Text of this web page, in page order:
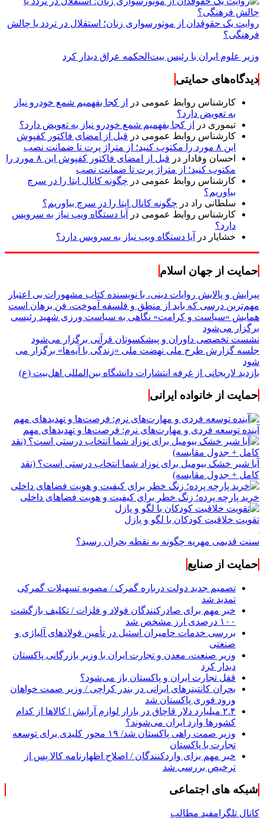
روایت یک حقوقدان از موتورسواری زنان؛ استقلال در تردد یا چالش
فرهنگی؟
وزیر علوم ایران با رئیس بیت‌الحکمه عراق دیدار کرد
دیدگاه‌های حمایتی
کارشناس روابط عمومی در
از کجا بفهمیم شمع خودرو نیاز
به تعویض دارد؟
تیموری در
از کجا بفهمیم شمع خودرو نیاز به تعویض دارد؟
کارشناس روابط عمومی در قبل از امضای فاکتور کفپوش
این ۸ مورد را مکتوب کنید؛ از متراژ پرت تا ضمانت نصب
احسان وفادار در
قبل از امضای فاکتور کفپوش این ۸ مورد را
مکتوب کنید؛ از متراژ پرت تا ضمانت نصب
کارشناس روابط عمومی در چگونه کانال ایتا را در سرچ
بیاوریم؟
سلطانی راد در چگونه کانال ایتا را در سرچ بیاوریم؟
کارشناس روابط عمومی در
آیا دستگاه ویپ نیاز به سرویس
دارد؟
خشایار در آیا دستگاه ویپ نیاز به سرویس دارد؟
حمایت از جهان اسلام
پیرایش و پالایش روایات دینی، با نویسنده کتاب مشهورات بی اعتبار
مهم‌ترین درسی که باید از منطق و فلسفه آموخت، فن برهان است
همایش «سیاست و کرامت» نگاهی به سیاست ورزی شهید رئیسی
برگزار می‌شود
نشست تخصصی داوران و پیشکسوتان قرآنی برگزار می‌شود
جلسه گزارش طرح ملی نهضت ملی «زندگی با آیه‌ها» برگزار می
شود
بازدید لاریجانی از غرفه انتشارات دانشگاه بین‌المللی اهل‌بیت (ع)
حمایت از خانواده ایرانی
آینده توسعه فردی و مهارت‌های نرم: فرصت‌ها و تهدیدهای مهم
آیا شیر خشک بیومیل برای نوزاد شما انتخاب درستی است؟ (نقد
کامل + جدول مقایسه)
خرید پارچه پرده؛ زنگ خطر برای کیفیت و هویت فضاهای داخلی
تقویت خلاقیت کودکان با لگو و پازل
سنت قدیمی مهریه چگونه به نقطه بحران رسید؟
حمایت از صنایع
تصمیم جدید دولت درباره گمرک / مصوبه تسهیلات گمرکی
تمدید شد
خبر مهم برای صادرکنندگان فولاد و فلزات / تکلیف بازگشت
۱۰۰ درصدی ارز مشخص شد
بررسی خدمات حامیران استیل در تأمین فولادهای آلیاژی و
صنعتی
وزیر صنعت، معدن و تجارت ایران با وزیر بازرگانی پاکستان
دیدار کرد
قفل تجارت ایران و پاکستان باز می‌شود؟
بحران کانتینر‌های ایرانی در بندر کراچی / وزیر صمت خواهان
ورود فوری پاکستان شد
۲.۴ میلیارد دلار قاچاق در بازار لوازم آرایش | کالاها از کدام
کشورها وارد ایران می‌شوند؟
وزیر صمت راهی پاکستان شد/ ۱۹ محور کلیدی برای توسعه
تجارت با پاکستان
خبر مهم برای واردکنندگان / اصلاح اظهارنامه کالا پس از
ترخیص بررسی شد
شبکه های اجتماعی
کانال تلگرامفید مطالب